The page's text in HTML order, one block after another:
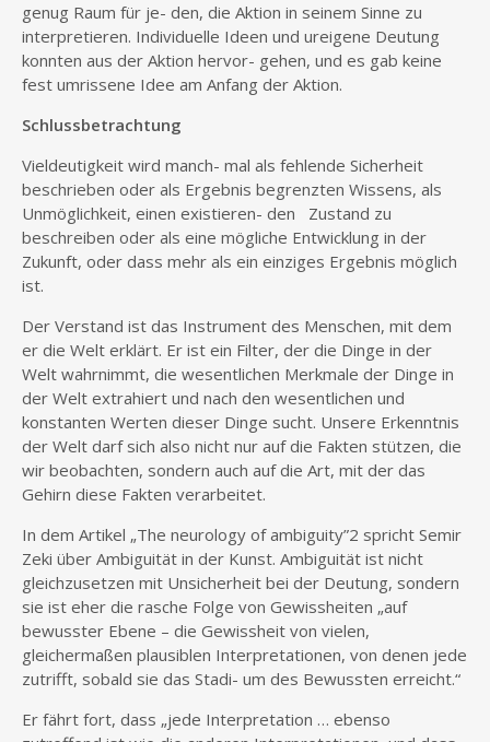
genug Raum für je- den, die Aktion in seinem Sinne zu
interpretieren. Individuelle Ideen und ureigene Deutung
konnten aus der Aktion hervor- gehen, und es gab keine
fest umrissene Idee am Anfang der Aktion.
Schlussbetrachtung
Vieldeutigkeit wird manch- mal als fehlende Sicherheit
beschrieben oder als Ergebnis begrenzten Wissens, als
Unmöglichkeit, einen existieren- den Zustand zu
beschreiben oder als eine mögliche Entwicklung in der
Zukunft, oder dass mehr als ein einziges Ergebnis möglich
ist.
Der Verstand ist das Instrument des Menschen, mit dem
er die Welt erklärt. Er ist ein Filter, der die Dinge in der
Welt wahrnimmt, die wesentlichen Merkmale der Dinge in
der Welt extrahiert und nach den wesentlichen und
konstanten Werten dieser Dinge sucht. Unsere Erkenntnis
der Welt darf sich also nicht nur auf die Fakten stützen, die
wir beobachten, sondern auch auf die Art, mit der das
Gehirn diese Fakten verarbeitet.
In dem Artikel „The neurology of ambiguity”2 spricht Semir
Zeki über Ambiguität in der Kunst. Ambiguität ist nicht
gleichzusetzen mit Unsicherheit bei der Deutung, sondern
sie ist eher die rasche Folge von Gewissheiten „auf
bewusster Ebene – die Gewissheit von vielen,
gleichermaßen plausiblen Interpretationen, von denen jede
zutrifft, sobald sie das Stadi- um des Bewussten erreicht.“
Er fährt fort, dass „jede Interpretation … ebenso